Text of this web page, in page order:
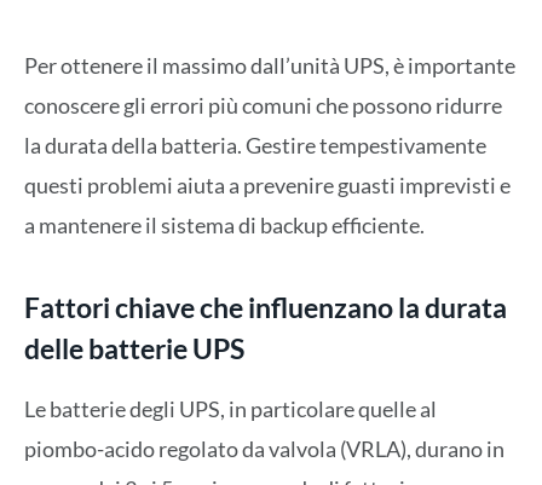
Per ottenere il massimo dall’unità UPS, è importante
conoscere gli errori più comuni che possono ridurre
la durata della batteria. Gestire tempestivamente
questi problemi aiuta a prevenire guasti imprevisti e
a mantenere il sistema di backup efficiente.
Fattori chiave che influenzano la durata
delle batterie UPS
Le batterie degli UPS, in particolare quelle al
piombo-acido regolato da valvola (VRLA), durano in